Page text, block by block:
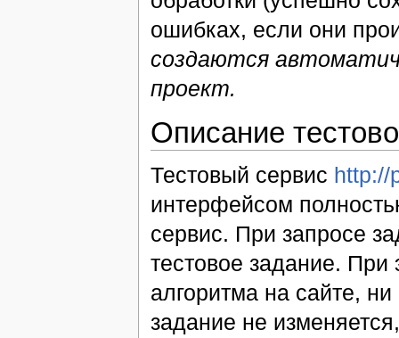
ошибках, если они
создаются
проект.
Описание
Тестовый сервис http://
интерфейсом
сервис. При запросе
тестовое задание. При
алгоритма на сайте,
задание не